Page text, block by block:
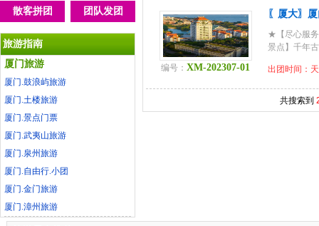
散客拼团 团队发团
旅游指南
厦门旅游
厦门.鼓浪屿旅游
厦门.土楼旅游
厦门.景点门票
厦门.武夷山旅游
厦门.泉州旅游
厦门.自由行.小团
厦门.金门旅游
厦门.漳州旅游
编号： XM-202307-01
〖厦大〗
★【尽心服
景点】千年
出团时间：
共搜索到